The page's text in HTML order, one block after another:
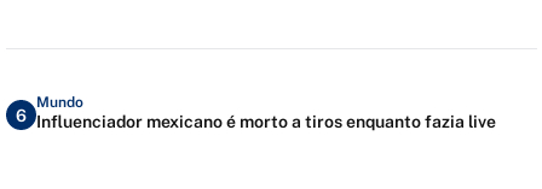
6
Mundo
Influenciador mexicano é morto a tiros enquanto fazia live